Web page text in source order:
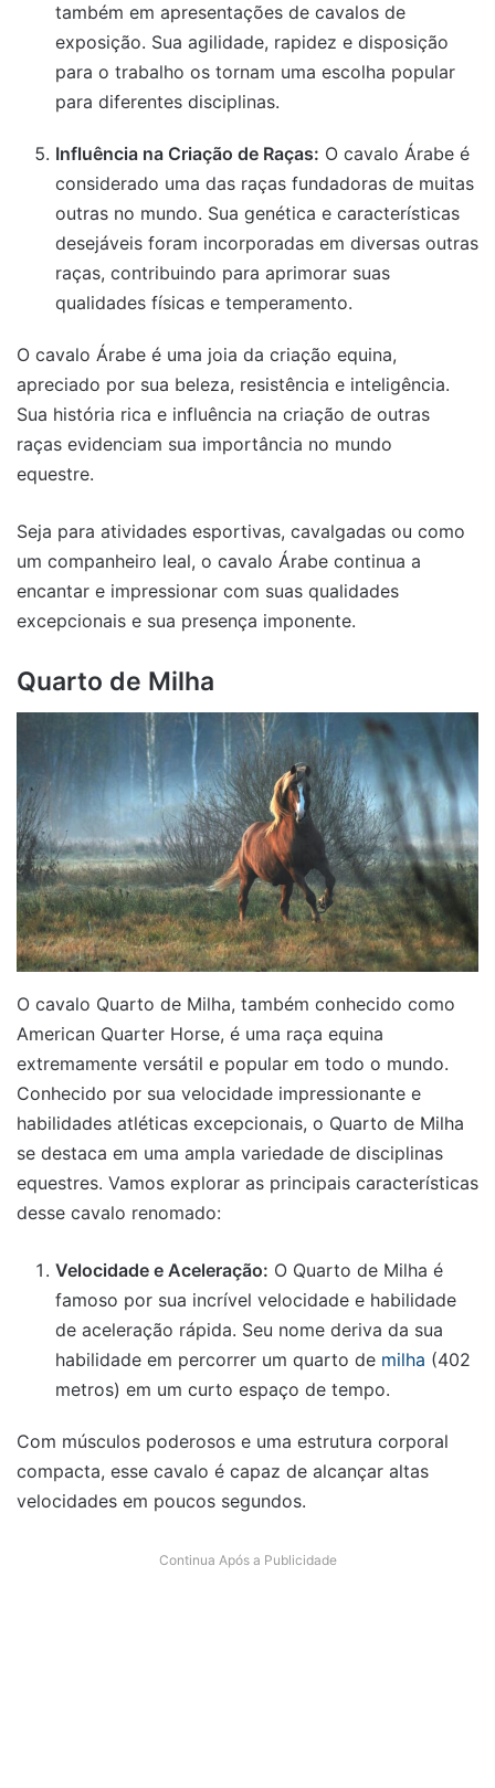
também em apresentações de cavalos de
exposição. Sua agilidade, rapidez e disposição
para o trabalho os tornam uma escolha popular
para diferentes disciplinas.
Influência na Criação de Raças: O cavalo Árabe é
considerado uma das raças fundadoras de muitas
outras no mundo. Sua genética e características
desejáveis foram incorporadas em diversas outras
raças, contribuindo para aprimorar suas
qualidades físicas e temperamento.
O cavalo Árabe é uma joia da criação equina,
apreciado por sua beleza, resistência e inteligência.
Sua história rica e influência na criação de outras
raças evidenciam sua importância no mundo
equestre.
Seja para atividades esportivas, cavalgadas ou como
um companheiro leal, o cavalo Árabe continua a
encantar e impressionar com suas qualidades
excepcionais e sua presença imponente.
Quarto de Milha
O cavalo Quarto de Milha, também conhecido como
American Quarter Horse, é uma raça equina
extremamente versátil e popular em todo o mundo.
Conhecido por sua velocidade impressionante e
habilidades atléticas excepcionais, o Quarto de Milha
se destaca em uma ampla variedade de disciplinas
equestres. Vamos explorar as principais características
desse cavalo renomado:
Velocidade e Aceleração: O Quarto de Milha é
famoso por sua incrível velocidade e habilidade
de aceleração rápida. Seu nome deriva da sua
habilidade em percorrer um quarto de milha (402
metros) em um curto espaço de tempo.
Com músculos poderosos e uma estrutura corporal
compacta, esse cavalo é capaz de alcançar altas
velocidades em poucos segundos.
Continua Após a Publicidade